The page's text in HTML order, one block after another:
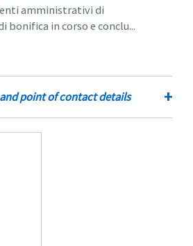
amministrativi di
bonifica in corso e conclu...
point of contact details +